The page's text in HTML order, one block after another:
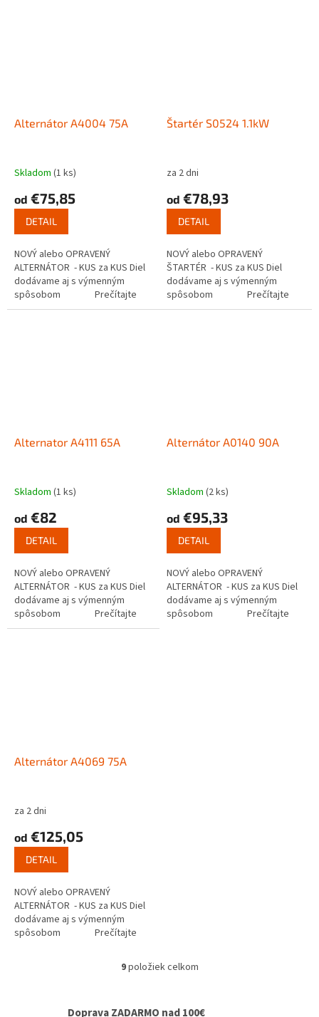
Alternátor A4004 75A
Skladom (1 ks)
od €75,85
DETAIL
NOVÝ alebo OPRAVENÝ
ALTERNÁTOR - KUS za KUS Diel
dodávame aj s výmenným
spôsobom Prečítajte
si ako...
Štartér S0524 1.1kW
za 2 dni
od €78,93
DETAIL
NOVÝ alebo OPRAVENÝ
ŠTARTÉR - KUS za KUS Diel
dodávame aj s výmenným
spôsobom Prečítajte
si ako funguje...
Alternator A4111 65A
Skladom (1 ks)
od €82
DETAIL
NOVÝ alebo OPRAVENÝ
ALTERNÁTOR - KUS za KUS Diel
dodávame aj s výmenným
spôsobom Prečítajte
si ako...
Alternátor A0140 90A
Skladom (2 ks)
od €95,33
DETAIL
NOVÝ alebo OPRAVENÝ
ALTERNÁTOR - KUS za KUS Diel
dodávame aj s výmenným
spôsobom Prečítajte
Alternátor A4069 75A
za 2 dni
od €125,05
DETAIL
NOVÝ alebo OPRAVENÝ
ALTERNÁTOR - KUS za KUS Diel
dodávame aj s výmenným
spôsobom Prečítajte
O
á
9položiek celkom
Doprava ZADARMO nad 100€